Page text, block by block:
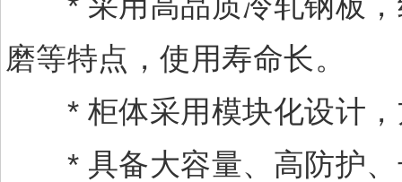
磨等特点，使用寿命长。
* 柜体采用模块化设计，
* 具备大容量、高防护、